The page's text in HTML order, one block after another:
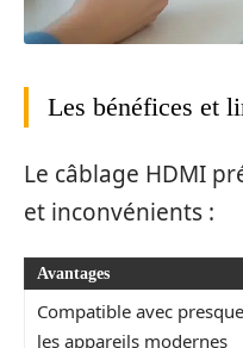
Les bénéfices et
Le câblage HDMI
et inconvénients :
Avantages
Compatible avec
les appareils modernes